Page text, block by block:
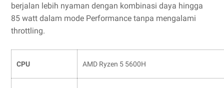
berjalan lebih nyaman dengan kombinasi daya hingga
85 watt dalam mode Performance tanpa mengalami
throttling.
CPU AMD Ryzen 5 5600H